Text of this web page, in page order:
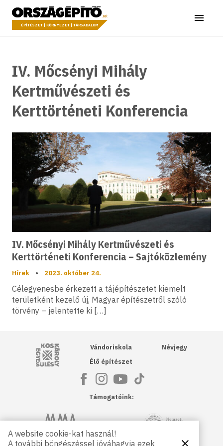
a tartalomhoz
Országépítő
ÉPÍTÉSZET | KÖRNYEZET | TÁRSADALOM Menü
IV. Mőcsényi Mihály
Kertművészeti és
Kerttörténeti Konferencia
IV. Mőcsényi Mihály Kertművészeti és
Kerttörténeti Konferencia – Sajtóközlemény
Hírek • 2023. október 24.
Célegyenesbe érkezett a tájépítészetet kiemelt
területként kezelő új, Magyar építészetről szóló
törvény – jelentette ki […]
Kós Károly Egyesülés
Vándoriskola
Élő építészet
Névjegy
Támogatóink:
Magyar Művészeti Akadémia NKA
A website cookie-kat használ!
A további böngészéssel jóváhagyja ezek